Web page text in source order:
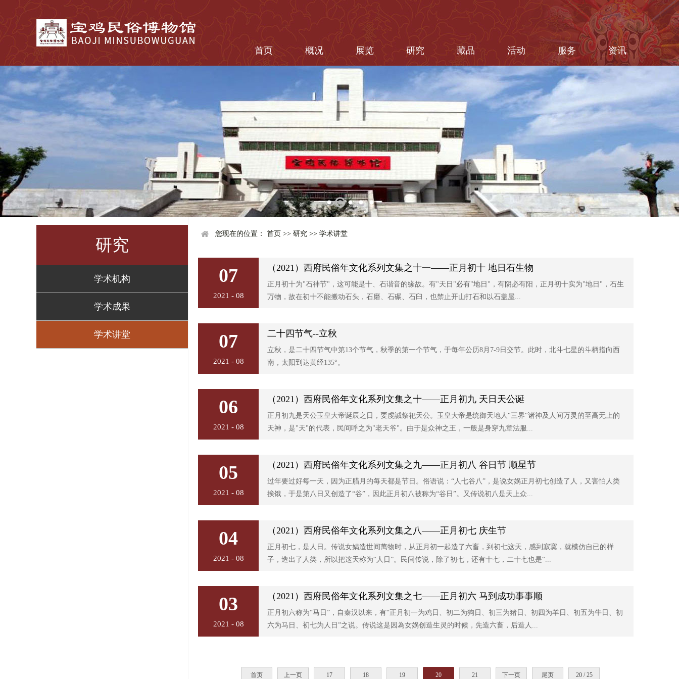
首页 概况 展览 研究 藏品 活动 服务 资讯
研究
学术机构
学术成果
学术讲堂
您现在的位置： 首页 >> 研究 >> 学术讲堂
07
2021 - 08
（2021）西府民俗年文化系列文集之十一——正月初十 地日石生物
正月初十为"石神节"，这可能是十、石谐音的缘故。有"天日"必有"地日"，有阴必有阳，正月初十实为"地日"，石生
万物，故在初十不能搬动石头，石磨、石碾、石臼，也禁止开山打石和以石盖屋...
07
2021 - 08
二十四节气--立秋
立秋，是二十四节气中第13个节气，秋季的第一个节气，于每年公历8月7-9日交节。此时，北斗七星的斗柄指向西
南，太阳到达黄经135°。
06
2021 - 08
（2021）西府民俗年文化系列文集之十——正月初九 天日天公诞
正月初九是天公玉皇大帝诞辰之日，要虔誠祭祀天公。玉皇大帝是统御天地人"三界"诸神及人间万灵的至高无上的
天神，是"天"的代表，民间呼之为"老天爷"。由于是众神之王，一般是身穿九章法服...
05
2021 - 08
（2021）西府民俗年文化系列文集之九——正月初八 谷日节 顺星节
过年要过好每一天，因为正腊月的每天都是节日。俗语说：“人七谷八”，是说女娲正月初七创造了人，又害怕人类
挨饿，于是第八日又创造了“谷”，因此正月初八被称为“谷日”。又传说初八是天上众...
04
2021 - 08
（2021）西府民俗年文化系列文集之八——正月初七 庆生节
正月初七，是人日。传说女娲造世间萬物时，从正月初一起造了六畜，到初七这天，感到寂寞，就模仿自已的样
子，造出了人类，所以把这天称为“人日”。民间传说，除了初七，还有十七，二十七也是“...
03
2021 - 08
（2021）西府民俗年文化系列文集之七——正月初六 马到成功事事顺
正月初六称为“马日”，自秦汉以来，有“正月初一为鸡日、初二为狗日、初三为猪日、初四为羊日、初五为牛日、初
六为马日、初七为人日”之说。传说这是因為女娲创造生灵的时候，先造六畜，后造人...
首页 上一页 17 18 19 20 21 下一页 尾页 20 / 25